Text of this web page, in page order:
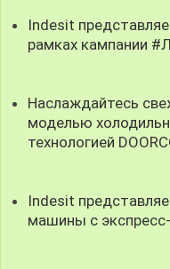
Indesit
рамках кампании
Наслаждайтесь
моделью
технологией
Indesit
машины с